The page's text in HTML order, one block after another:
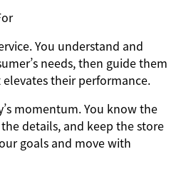
You understand and
needs, then guide them
their performance.
momentum. You know the
details, and keep the store
goals and move with